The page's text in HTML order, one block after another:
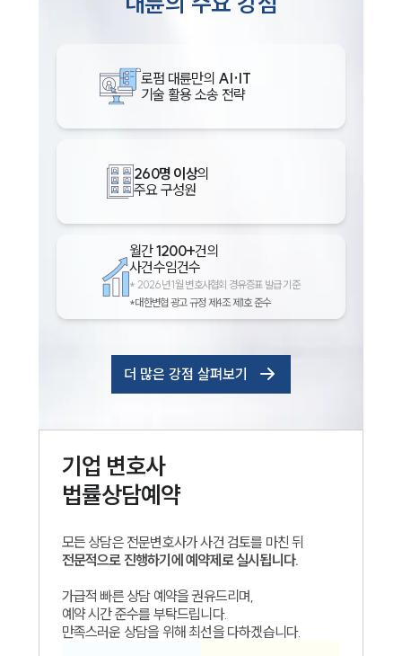
로펌 대륜만의 AI·IT
기술 활용 소송 전략
260명 이상의
주요 구성원
월간1200+건의
사건수임건수
* 2026년 1월 변호사협회 경유증표 발급 기준
*대한변협 광고 규정 제4조 제1호 준수
더 많은 강점 살펴보기
기업 변호사
법률상담예약
모든 상담은 전문변호사가 사건 검토를 마친 뒤
전문적으로 진행하기에 예약제로 실시됩니다.
가급적 빠른 상담 예약을 권유드리며,
예약 시간 준수를 부탁드립니다.
만족스러운 상담을 위해 최선을 다하겠습니다.